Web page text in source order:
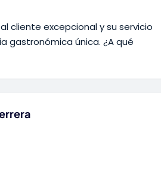
cliente excepcional y su servicio
gastronómica única. ¿A qué